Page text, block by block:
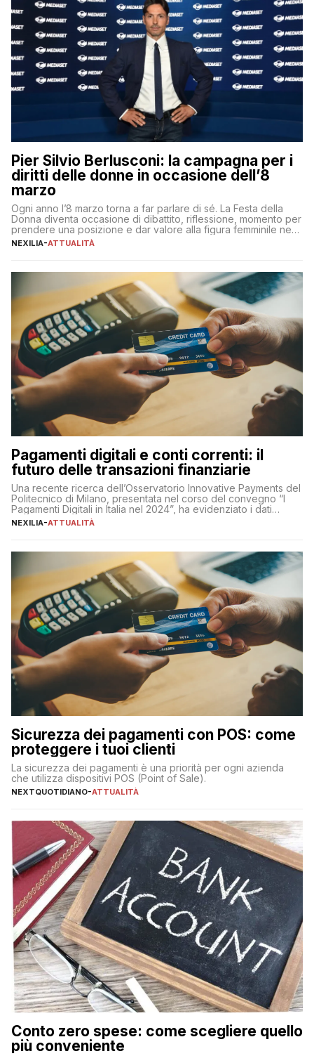
Pier Silvio Berlusconi: la campagna per i
diritti delle donne in occasione dell’8
marzo
Ogni anno l’8 marzo torna a far parlare di sé. La Festa della
Donna diventa occasione di dibattito, riflessione, momento per
prendere una posizione e dar valore alla figura femminile nella
sua complessità e crucialità. A lanciare un messaggio “forte e
NEXILIA-ATTUALITÀ
Pagamenti digitali e conti correnti: il
futuro delle transazioni finanziarie
Una recente ricerca dell’Osservatorio Innovative Payments del
Politecnico di Milano, presentata nel corso del convegno “I
Pagamenti Digitali in Italia nel 2024”, ha evidenziato i dati
definitivi del primo semestre 2024 relativamente alle
NEXILIA-ATTUALITÀ
Sicurezza dei pagamenti con POS: come
proteggere i tuoi clienti
La sicurezza dei pagamenti è una priorità per ogni azienda
che utilizza dispositivi POS (Point of Sale).
NEXTQUOTIDIANO-ATTUALITÀ
Conto zero spese: come scegliere quello
più conveniente